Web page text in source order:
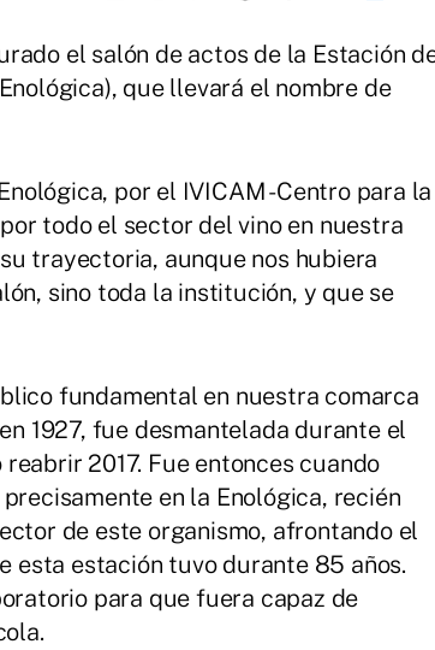
el salón de actos de la Estación
que llevará el nombre de
por el IVICAM -Centro para la
todo el sector del vino en nuestra
trayectoria, aunque nos hubiera
sino toda la institución, y que se
fundamental en nuestra comarca
1927, fue desmantelada durante el
2017. Fue entonces cuando
en la Enológica, recién
de este organismo, afrontando el
esta estación tuvo durante 85 años.
para que fuera capaz de